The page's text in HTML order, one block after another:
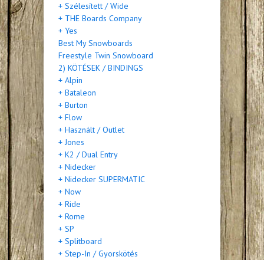
+ Szélesített / Wide
+ THE Boards Company
+ Yes
Best My Snowboards
Freestyle Twin Snowboard
2) KÖTÉSEK / BINDINGS
+ Alpin
+ Bataleon
+ Burton
+ Flow
+ Használt / Outlet
+ Jones
+ K2 / Dual Entry
+ Nidecker
+ Nidecker SUPERMATIC
+ Now
+ Ride
+ Rome
+ SP
+ Splitboard
+ Step-In / Gyorskötés